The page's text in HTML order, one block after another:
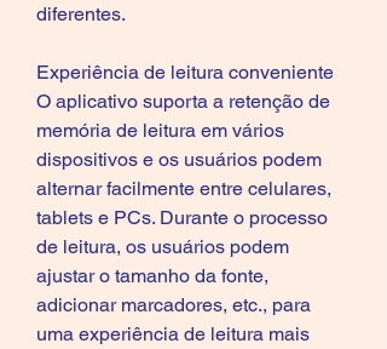
diferentes.
Experiência de leitura conveniente
O aplicativo suporta a retenção de
memória de leitura em vários
dispositivos e os usuários podem
alternar facilmente entre celulares,
tablets e PCs. Durante o processo
de leitura, os usuários podem
ajustar o tamanho da fonte,
adicionar marcadores, etc., para
uma experiência de leitura mais